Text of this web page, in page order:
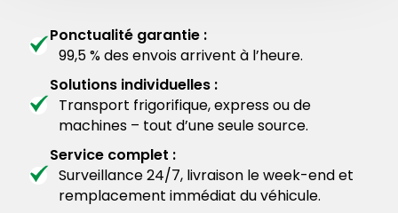
Ponctualité garantie :
99,5 % des envois arrivent à l’heure.
Solutions individuelles :
Transport frigorifique, express ou de
machines – tout d’une seule source.
Service complet :
Surveillance 24/7, livraison le week-end et
remplacement immédiat du véhicule.